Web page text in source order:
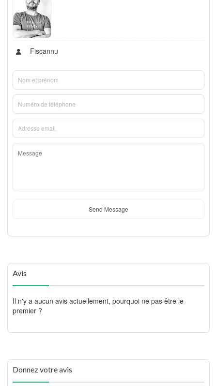
Fiscannu
Send Message
Avis
Il n'y a aucun avis actuellement, pourquoi ne pas être le
premier ?
Donnez votre avis